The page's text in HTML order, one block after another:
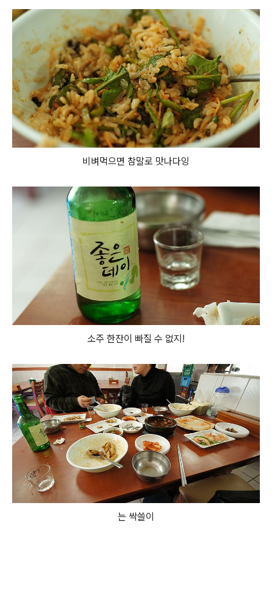
비벼먹으면 참말로 맛나다잉
소주 한잔이 빠질 수 없지!
는 싹쓸이